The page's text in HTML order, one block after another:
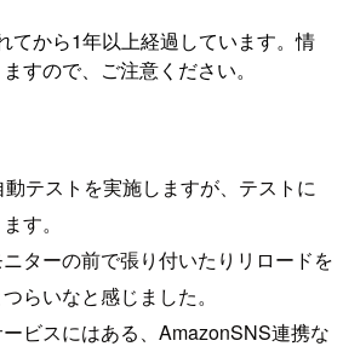
てから1年以上経過しています。情
すので、ご注意ください。
テストを実施しますが、テストに
す。
ターの前で張り付いたりリロードを
らいなと感じました。
ビスにはある、AmazonSNS連携な